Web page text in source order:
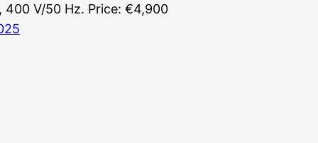
400 V/50 Hz. Price: €4,900